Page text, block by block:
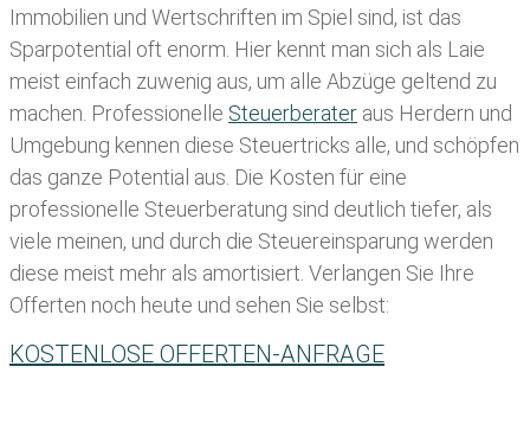
Immobilien und Wertschriften im Spiel sind, ist das
Sparpotential oft enorm. Hier kennt man sich als Laie
meist einfach zuwenig aus, um alle Abzüge geltend zu
machen. Professionelle Steuerberater aus Herdern und
Umgebung kennen diese Steuertricks alle, und schöpfen
das ganze Potential aus. Die Kosten für eine
professionelle Steuerberatung sind deutlich tiefer, als
viele meinen, und durch die Steuereinsparung werden
diese meist mehr als amortisiert. Verlangen Sie Ihre
Offerten noch heute und sehen Sie selbst:
KOSTENLOSE OFFERTEN-ANFRAGE